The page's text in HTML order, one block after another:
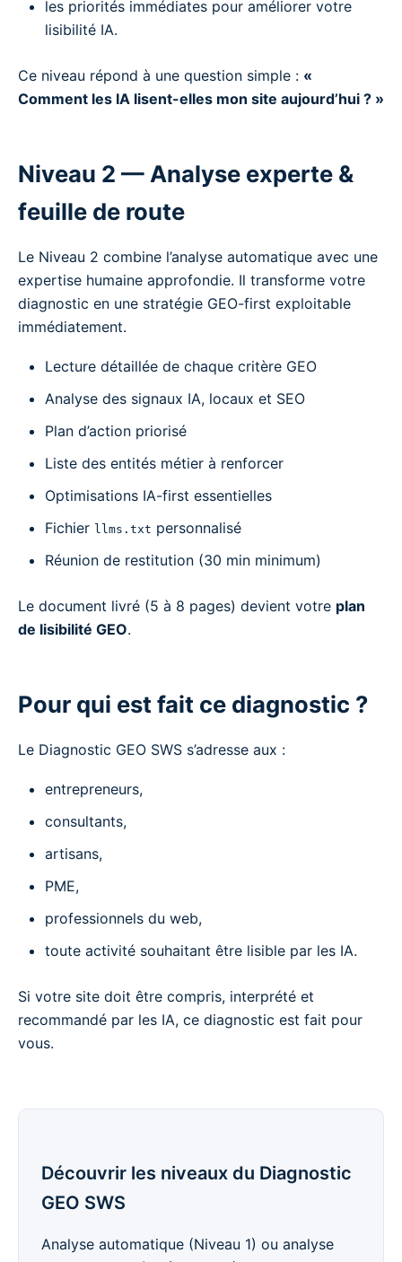
les priorités immédiates pour améliorer votre
lisibilité IA.
Ce niveau répond à une question simple : «
Comment les IA lisent-elles mon site aujourd’hui ? »
Niveau 2 — Analyse experte &
feuille de route
Le Niveau 2 combine l’analyse automatique avec une
expertise humaine approfondie. Il transforme votre
diagnostic en une stratégie GEO-first exploitable
immédiatement.
Lecture détaillée de chaque critère GEO
Analyse des signaux IA, locaux et SEO
Plan d’action priorisé
Liste des entités métier à renforcer
Optimisations IA-first essentielles
Fichier llms.txt personnalisé
Réunion de restitution (30 min minimum)
Le document livré (5 à 8 pages) devient votre plan
de lisibilité GEO.
Pour qui est fait ce diagnostic ?
Le Diagnostic GEO SWS s’adresse aux :
entrepreneurs,
consultants,
artisans,
PME,
professionnels du web,
toute activité souhaitant être lisible par les IA.
Si votre site doit être compris, interprété et
recommandé par les IA, ce diagnostic est fait pour
vous.
Découvrir les niveaux du Diagnostic
GEO SWS
Analyse automatique (Niveau 1) ou analyse